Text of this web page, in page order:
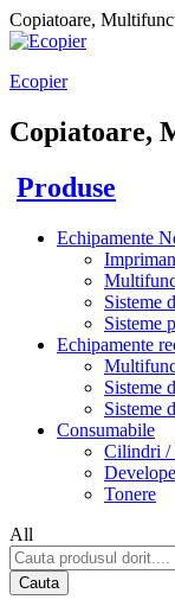
Copiatoare,
Ecopier
Copiatoare,
Produse
Echipamente
Sisteme
Sisteme
Echipamente
Sisteme
Sisteme
Consumabile
Cilindri /
Tonere
All
Cauta